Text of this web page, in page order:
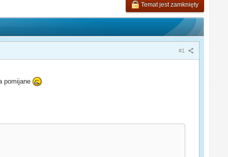
Temat jest zamknięty
#1
pomijane